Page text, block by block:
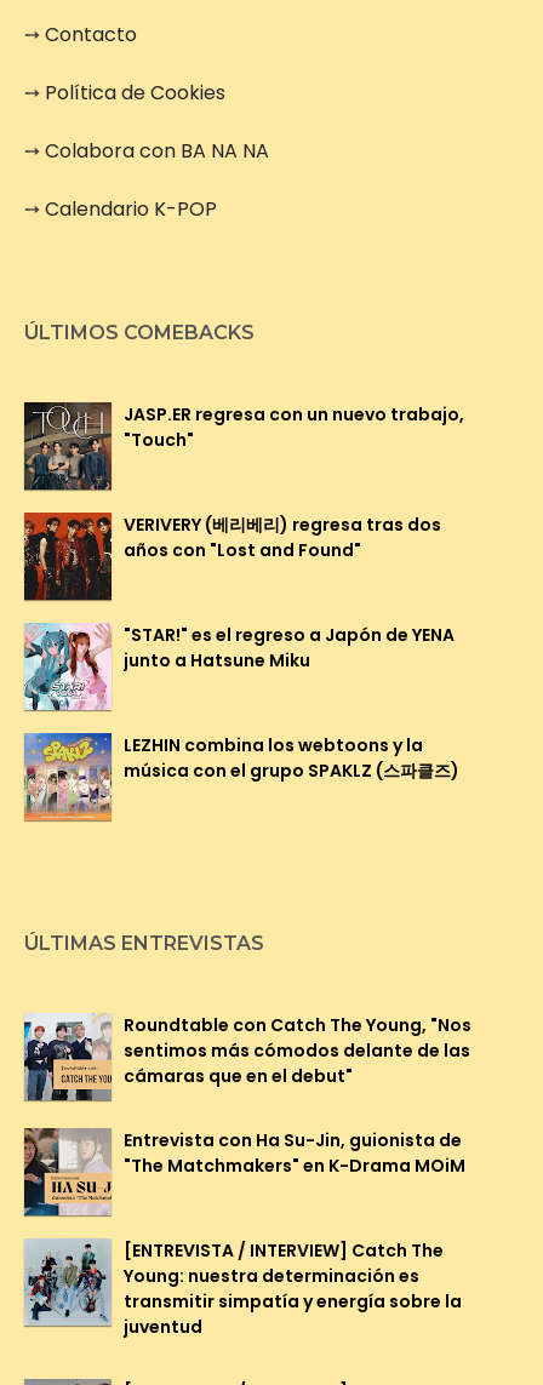
➙Contacto
➙ Política de Cookies
➙Colabora con BA NA NA
➙Calendario K-POP
ÚLTIMOS COMEBACKS
JASP.ER regresa con un nuevo trabajo,
"Touch"
VERIVERY (베리베리) regresa tras dos
años con "Lost and Found"
"STAR!" es el regreso a Japón de YENA
junto a Hatsune Miku
LEZHIN combina los webtoons y la
música con el grupo SPAKLZ (스파클즈)
ÚLTIMAS ENTREVISTAS
Roundtable con Catch The Young, "Nos
sentimos más cómodos delante de las
cámaras que en el debut"
Entrevista con Ha Su-Jin, guionista de
"The Matchmakers" en K-Drama MOiM
[ENTREVISTA / INTERVIEW] Catch The
Young: nuestra determinación es
transmitir simpatía y energía sobre la
juventud